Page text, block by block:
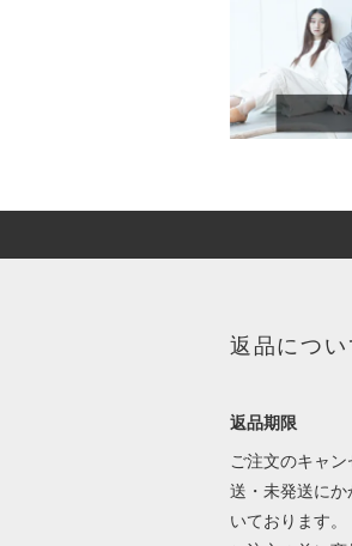
返品につい
返品期限
ご注文のキャ
送・未発送に
いております。